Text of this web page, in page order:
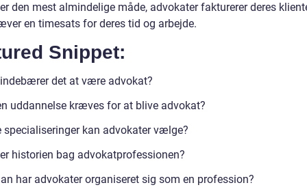
den mest almindelige måde, advokater fakturerer deres
en timesats for deres tid og arbejde.
Snippet:
det at være advokat?
uddannelse kræves for at blive advokat?
specialiseringer kan advokater vælge?
historien bag advokatprofessionen?
har advokater organiseret sig som en profession?